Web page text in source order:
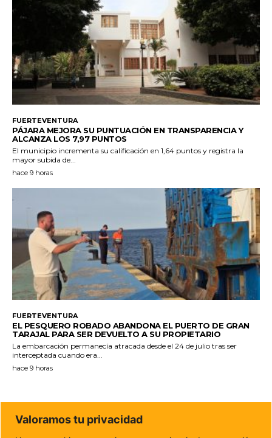
FUERTEVENTURA
PÁJARA MEJORA SU PUNTUACIÓN EN TRANSPARENCIA Y
ALCANZA LOS 7,97 PUNTOS
El municipio incrementa su calificación en 1,64 puntos y registra la
mayor subida de...
hace 9 horas
FUERTEVENTURA
EL PESQUERO ROBADO ABANDONA EL PUERTO DE GRAN
TARAJAL PARA SER DEVUELTO A SU PROPIETARIO
La embarcación permanecía atracada desde el 24 de julio tras ser
interceptada cuando era...
hace 9 horas